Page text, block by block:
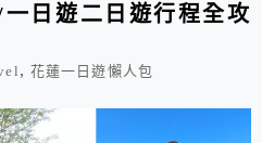
日遊二日遊行程全攻
, 花蓮一日遊懶人包